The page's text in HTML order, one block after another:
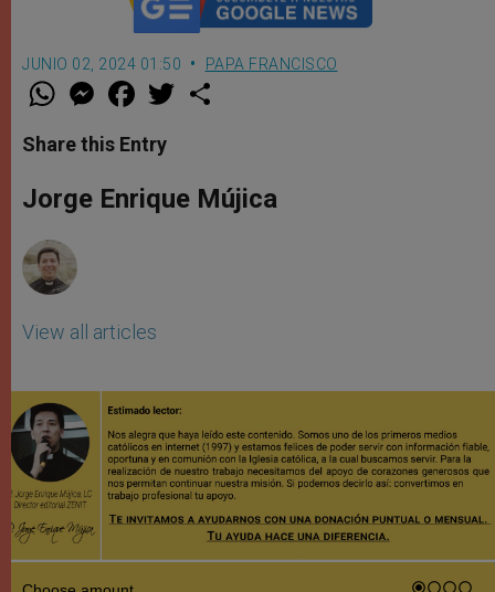
JUNIO 02, 2024 01:50 PAPA FRANCISCO
W
t
s
p
p
M
e
s
e
g
e
F
a
e
b
o
k
w
r
Share this Entry
Jorge Enrique Mújica
View all articles